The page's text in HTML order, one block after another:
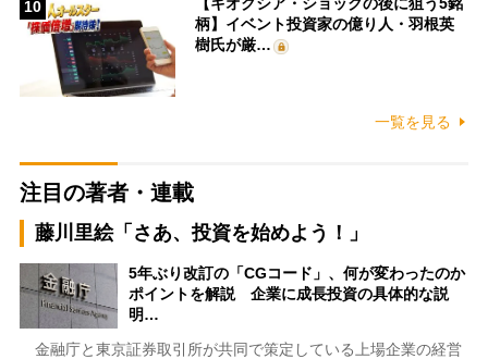
10
柄】イベント投資家の億り人・羽根英
樹氏が厳…
一覧を見る
注目の著者・連載
藤川里絵「さあ、投資を始めよう！」
5年ぶり改訂の「CGコード」、何が変わったのか
ポイントを解説 企業に成長投資の具体的な説
明…
金融庁と東京証券取引所が共同で策定している上場企業の経営